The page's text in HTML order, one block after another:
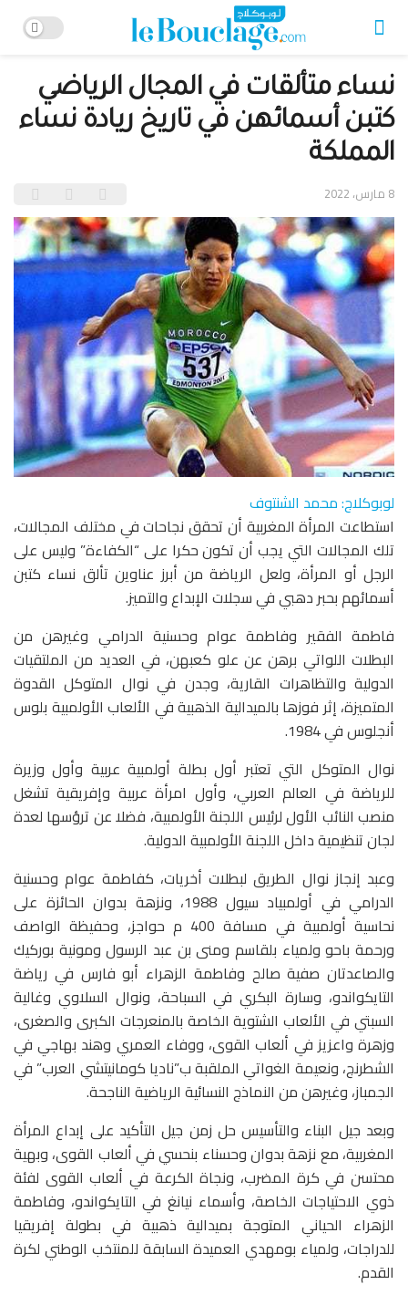
نساء متألقات في المجال الرياضي
كتبن أسمائهن في تاريخ ريادة نساء
المملكة
8 مارس، 2022
لوبوكلاج: محمد الشنتوف
استطاعت المرأة المغربية أن تحقق نجاحات في مختلف المجالات،
تلك المجالات التي يجب أن تكون حكرا على “الكفاءة” وليس على
الرجل أو المرأة، ولعل الرياضة من أبرز عناوين تألق نساء كتبن
أسمائهم بحبر دهبي في سجلات الإبداع والتميز.
فاطمة الفقير وفاطمة عوام وحسنية الدرامي وغيرهن من
البطلات اللواتي برهن عن علو كعبهن، في العديد من الملتقيات
الدولية والتظاهرات القارية، وجدن في نوال المتوكل القدوة
المتميزة، إثر فوزها بالميدالية الذهبية في الألعاب الأولمبية بلوس
أنجلوس في 1984.
نوال المتوكل التي تعتبر أول بطلة أولمبية عربية وأول وزيرة
للرياضة في العالم العربي، وأول امرأة عربية وإفريقية تشغل
منصب النائب الأول لرئيس اللجنة الأولمبية، فضلا عن ترؤسها لعدة
لجان تنظيمية داخل اللجنة الأولمبية الدولية.
وعبد إنجاز نوال الطريق لبطلات أخريات، كفاطمة عوام وحسنية
الدرامي في أولمبياد سيول 1988، ونزهة بدوان الحائزة على
نحاسية أولمبية في مسافة 400 م حواجز، وحفيظة الواصف
ورحمة باحو ولمياء بلقاسم ومنى بن عبد الرسول ومونية بوركيك
والصاعدتان صفية صالح وفاطمة الزهراء أبو فارس في رياضة
التايكواندو، وسارة البكري في السباحة، ونوال السلاوي وغالية
السبتي في الألعاب الشتوية الخاصة بالمنعرجات الكبرى والصغرى،
وزهرة واعزيز في ألعاب القوى، ووفاء العمري وهند بهاجي في
الشطرنج، ونعيمة الغواتي الملقبة ب”ناديا كومانيتشي العرب” في
الجمباز، وغيرهن من النماذج النسائية الرياضية الناجحة.
وبعد جيل البناء والتأسيس حل زمن جيل التأكيد على إبداع المرأة
المغربية، مع نزهة بدوان وحسناء بنحسي في ألعاب القوى، وبهية
محتسن في كرة المضرب، ونجاة الكرعة في ألعاب القوى لفئة
ذوي الاحتياجات الخاصة، وأسماء نيانغ في التايكواندو، وفاطمة
الزهراء الحياني المتوجة بميدالية ذهبية في بطولة إفريقيا
للدراجات، ولمياء بومهدي العميدة السابقة للمنتخب الوطني لكرة
القدم.